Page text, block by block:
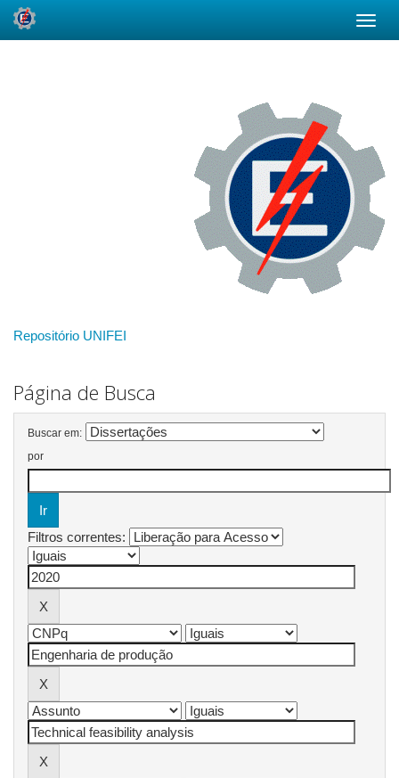
Repositório UNIFEI
Página de Busca
Buscar em:
por
Filtros correntes: